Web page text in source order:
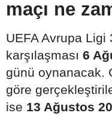
maçı ne
UEFA Avrupa Ligi
karşılaşması 6
günü oynanacak.
göre
ise 13 Ağustos